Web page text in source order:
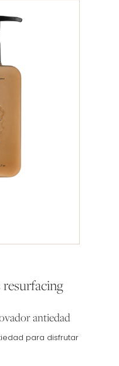
antiedad
para disfrutar